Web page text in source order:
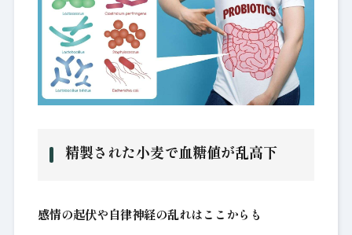
精製された小麦で血糖値が乱高下
感情の起伏や自律神経の乱れはここからも